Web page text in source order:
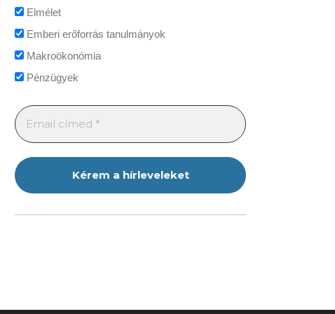
Elmélet
Emberi erőforrás tanulmányok
Makroökonómia
Pénzügyek